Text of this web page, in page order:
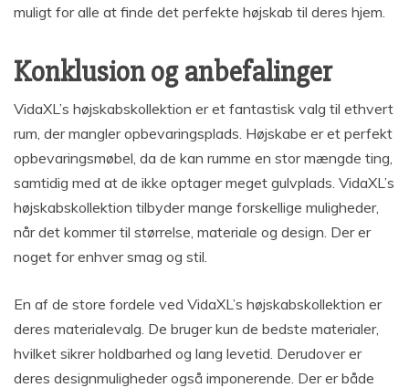
muligt for alle at finde det perfekte højskab til deres hjem.
Konklusion og anbefalinger
VidaXL’s højskabskollektion er et fantastisk valg til ethvert
rum, der mangler opbevaringsplads. Højskabe er et perfekt
opbevaringsmøbel, da de kan rumme en stor mængde ting,
samtidig med at de ikke optager meget gulvplads. VidaXL’s
højskabskollektion tilbyder mange forskellige muligheder,
når det kommer til størrelse, materiale og design. Der er
noget for enhver smag og stil.
En af de store fordele ved VidaXL’s højskabskollektion er
deres materialevalg. De bruger kun de bedste materialer,
hvilket sikrer holdbarhed og lang levetid. Derudover er
deres designmuligheder også imponerende. Der er både